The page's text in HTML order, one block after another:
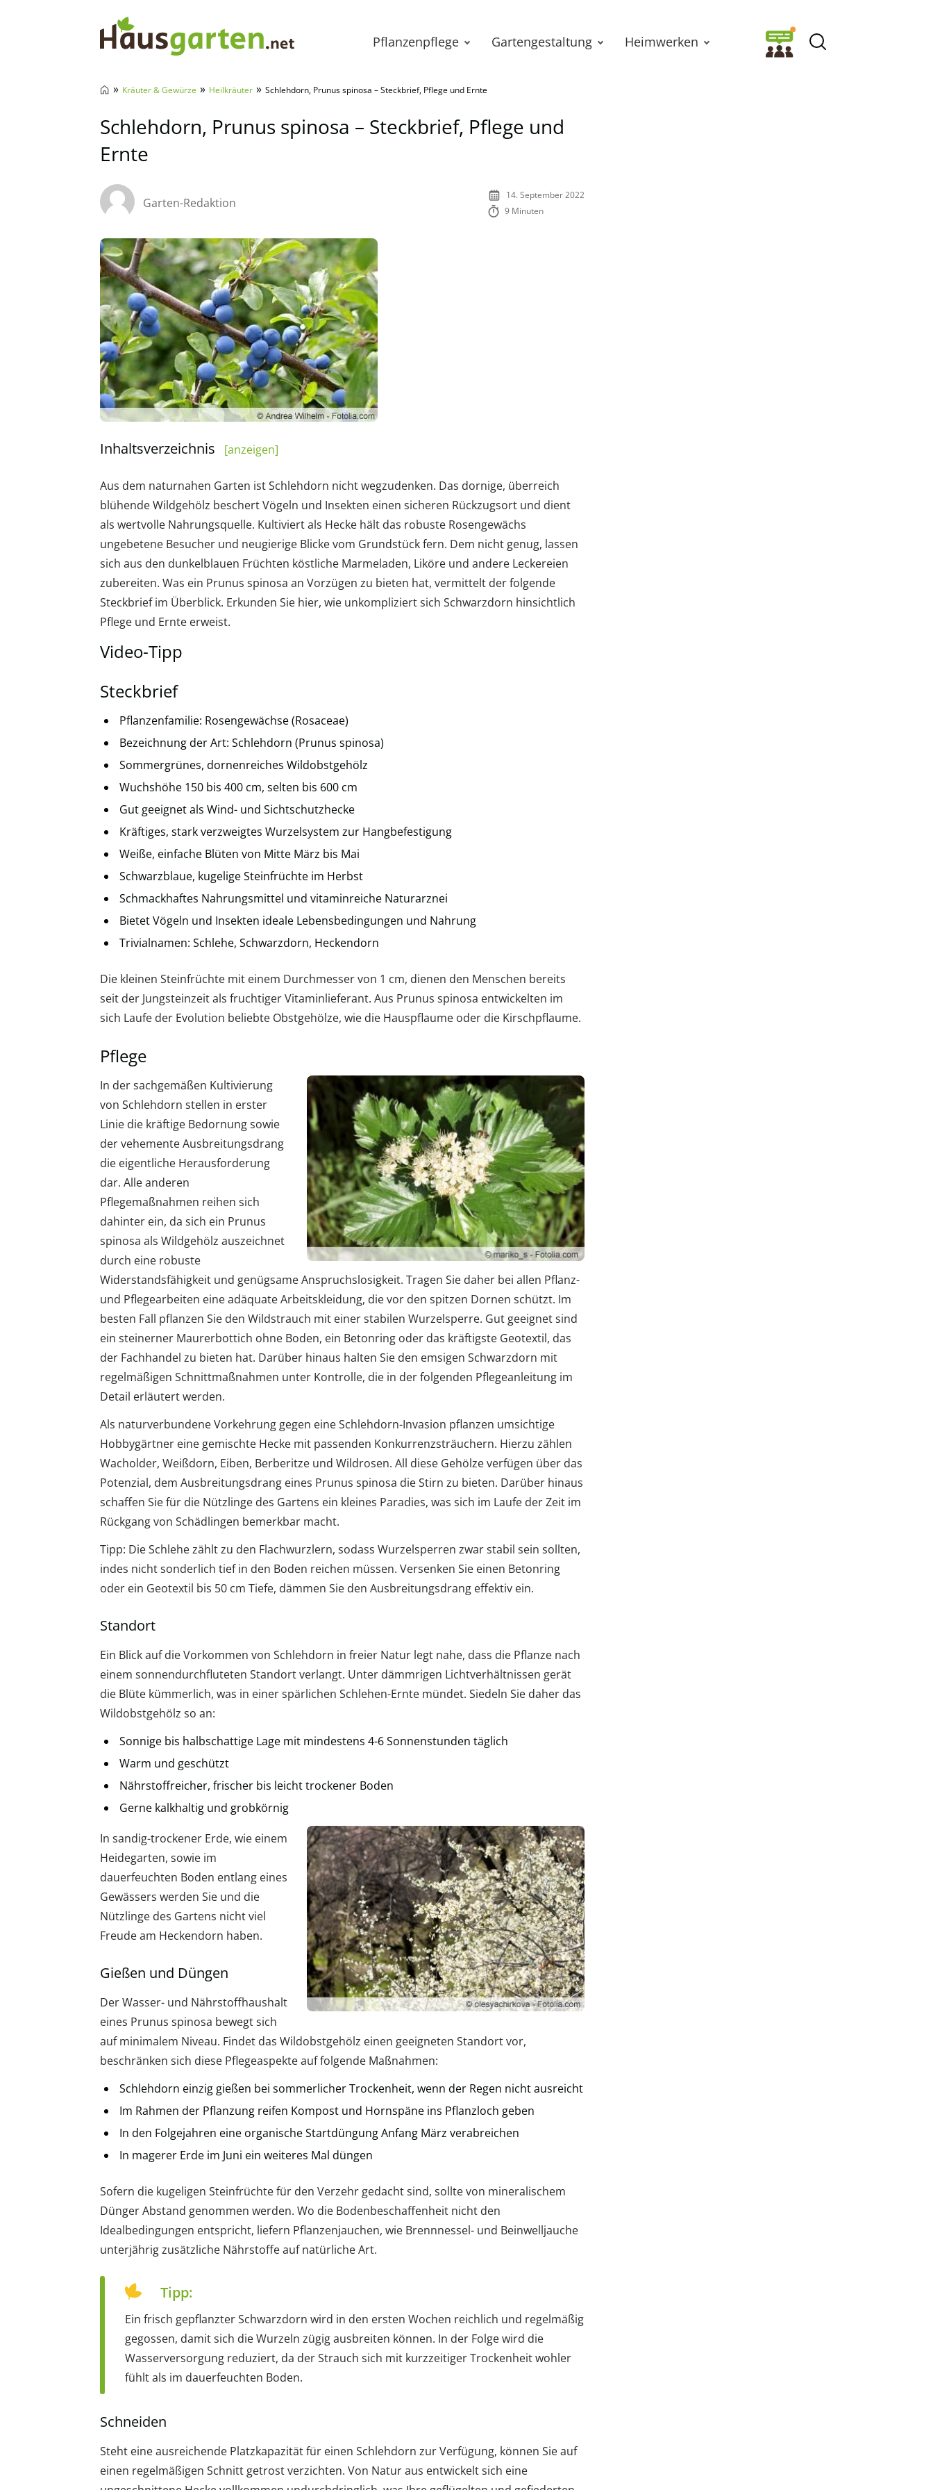
Pflanzenpflege Gartengestaltung Heimwerken
» Kräuter & Gewürze » Heilkräuter » Schlehdorn, Prunus spinosa – Steckbrief, Pflege und Ernte
Schlehdorn, Prunus spinosa – Steckbrief, Pflege und
Ernte
Garten-Redaktion
14. September 2022
9 Minuten
Inhaltsverzeichnis [anzeigen]
Aus dem naturnahen Garten ist Schlehdorn nicht wegzudenken. Das dornige, überreich
blühende Wildgehölz beschert Vögeln und Insekten einen sicheren Rückzugsort und dient
als wertvolle Nahrungsquelle. Kultiviert als Hecke hält das robuste Rosengewächs
ungebetene Besucher und neugierige Blicke vom Grundstück fern. Dem nicht genug, lassen
sich aus den dunkelblauen Früchten köstliche Marmeladen, Liköre und andere Leckereien
zubereiten. Was ein Prunus spinosa an Vorzügen zu bieten hat, vermittelt der folgende
Steckbrief im Überblick. Erkunden Sie hier, wie unkompliziert sich Schwarzdorn hinsichtlich
Pflege und Ernte erweist.
Video-Tipp
Steckbrief
Pflanzenfamilie: Rosengewächse (Rosaceae)
Bezeichnung der Art: Schlehdorn (Prunus spinosa)
Sommergrünes, dornenreiches Wildobstgehölz
Wuchshöhe 150 bis 400 cm, selten bis 600 cm
Gut geeignet als Wind- und Sichtschutzhecke
Kräftiges, stark verzweigtes Wurzelsystem zur Hangbefestigung
Weiße, einfache Blüten von Mitte März bis Mai
Schwarzblaue, kugelige Steinfrüchte im Herbst
Schmackhaftes Nahrungsmittel und vitaminreiche Naturarznei
Bietet Vögeln und Insekten ideale Lebensbedingungen und Nahrung
Trivialnamen: Schlehe, Schwarzdorn, Heckendorn
Die kleinen Steinfrüchte mit einem Durchmesser von 1 cm, dienen den Menschen bereits
seit der Jungsteinzeit als fruchtiger Vitaminlieferant. Aus Prunus spinosa entwickelten im
sich Laufe der Evolution beliebte Obstgehölze, wie die Hauspflaume oder die Kirschpflaume.
Pflege
In der sachgemäßen Kultivierung
von Schlehdorn stellen in erster
Linie die kräftige Bedornung sowie
der vehemente Ausbreitungsdrang
die eigentliche Herausforderung
dar. Alle anderen
Pflegemaßnahmen reihen sich
dahinter ein, da sich ein Prunus
spinosa als Wildgehölz auszeichnet
durch eine robuste
Widerstandsfähigkeit und genügsame Anspruchslosigkeit. Tragen Sie daher bei allen Pflanz-
und Pflegearbeiten eine adäquate Arbeitskleidung, die vor den spitzen Dornen schützt. Im
besten Fall pflanzen Sie den Wildstrauch mit einer stabilen Wurzelsperre. Gut geeignet sind
ein steinerner Maurerbottich ohne Boden, ein Betonring oder das kräftigste Geotextil, das
der Fachhandel zu bieten hat. Darüber hinaus halten Sie den emsigen Schwarzdorn mit
regelmäßigen Schnittmaßnahmen unter Kontrolle, die in der folgenden Pflegeanleitung im
Detail erläutert werden.
Als naturverbundene Vorkehrung gegen eine Schlehdorn-Invasion pflanzen umsichtige
Hobbygärtner eine gemischte Hecke mit passenden Konkurrenzsträuchern. Hierzu zählen
Wacholder, Weißdorn, Eiben, Berberitze und Wildrosen. All diese Gehölze verfügen über das
Potenzial, dem Ausbreitungsdrang eines Prunus spinosa die Stirn zu bieten. Darüber hinaus
schaffen Sie für die Nützlinge des Gartens ein kleines Paradies, was sich im Laufe der Zeit im
Rückgang von Schädlingen bemerkbar macht.
Tipp: Die Schlehe zählt zu den Flachwurzlern, sodass Wurzelsperren zwar stabil sein sollten,
indes nicht sonderlich tief in den Boden reichen müssen. Versenken Sie einen Betonring
oder ein Geotextil bis 50 cm Tiefe, dämmen Sie den Ausbreitungsdrang effektiv ein.
Standort
Ein Blick auf die Vorkommen von Schlehdorn in freier Natur legt nahe, dass die Pflanze nach
einem sonnendurchfluteten Standort verlangt. Unter dämmrigen Lichtverhältnissen gerät
die Blüte kümmerlich, was in einer spärlichen Schlehen-Ernte mündet. Siedeln Sie daher das
Wildobstgehölz so an:
Sonnige bis halbschattige Lage mit mindestens 4-6 Sonnenstunden täglich
Warm und geschützt
Nährstoffreicher, frischer bis leicht trockener Boden
Gerne kalkhaltig und grobkörnig
In sandig-trockener Erde, wie einem
Heidegarten, sowie im
dauerfeuchten Boden entlang eines
Gewässers werden Sie und die
Nützlinge des Gartens nicht viel
Freude am Heckendorn haben.
Gießen und Düngen
Der Wasser- und Nährstoffhaushalt
eines Prunus spinosa bewegt sich
auf minimalem Niveau. Findet das Wildobstgehölz einen geeigneten Standort vor,
beschränken sich diese Pflegeaspekte auf folgende Maßnahmen:
Schlehdorn einzig gießen bei sommerlicher Trockenheit, wenn der Regen nicht ausreicht
Im Rahmen der Pflanzung reifen Kompost und Hornspäne ins Pflanzloch geben
In den Folgejahren eine organische Startdüngung Anfang März verabreichen
In magerer Erde im Juni ein weiteres Mal düngen
Sofern die kugeligen Steinfrüchte für den Verzehr gedacht sind, sollte von mineralischem
Dünger Abstand genommen werden. Wo die Bodenbeschaffenheit nicht den
Idealbedingungen entspricht, liefern Pflanzenjauchen, wie Brennnessel- und Beinwelljauche
unterjährig zusätzliche Nährstoffe auf natürliche Art.
Tipp:
Ein frisch gepflanzter Schwarzdorn wird in den ersten Wochen reichlich und regelmäßig
gegossen, damit sich die Wurzeln zügig ausbreiten können. In der Folge wird die
Wasserversorgung reduziert, da der Strauch sich mit kurzzeitiger Trockenheit wohler
fühlt als im dauerfeuchten Boden.
Schneiden
Steht eine ausreichende Platzkapazität für einen Schlehdorn zur Verfügung, können Sie auf
einen regelmäßigen Schnitt getrost verzichten. Von Natur aus entwickelt sich eine